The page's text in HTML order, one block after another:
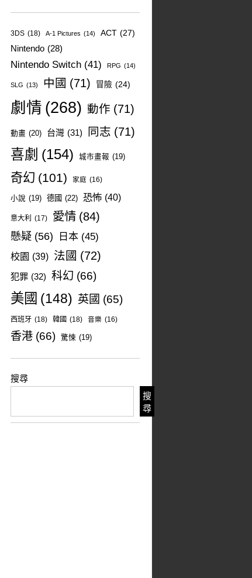
3DS (18) A-1 Pictures (14) ACT (27)
Nintendo (28)
Nintendo Switch (41) RPG (14)
SLG (13) 中國 (71) 冒險 (24)
劇情 (268) 動作 (71)
動畫 (20) 台灣 (31) 同志 (71)
喜劇 (154) 城市畫報 (19)
奇幻 (101) 家庭 (16)
小說 (19) 德國 (22) 恐怖 (40)
意大利 (17) 愛情 (84)
懸疑 (56) 日本 (45)
校園 (39) 法國 (72)
犯罪 (32) 科幻 (66)
美國 (148) 英國 (65)
西班牙 (18) 韓國 (18) 音樂 (16)
香港 (66) 驚悚 (19)
搜尋
搜
尋